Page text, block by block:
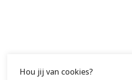
doorPauline |jan 30, 2026
Hou jij van cookies?